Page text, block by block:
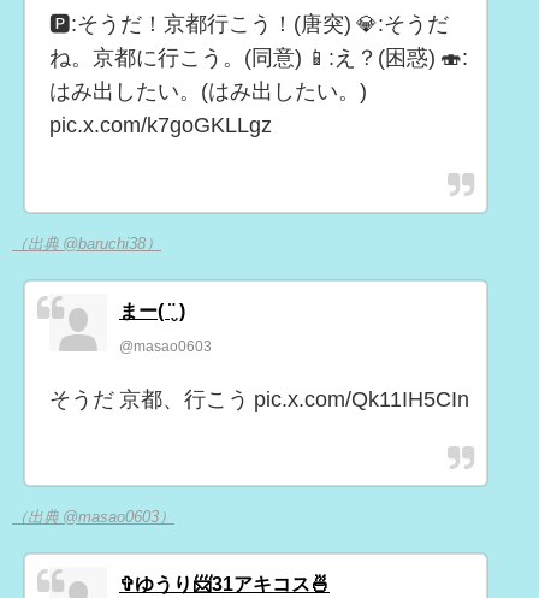
🅿︎:そうだ！京都行こう！(唐突) 💎:そうだ
ね。京都に行こう。(同意) 📱:え？(困惑) 🍣:
はみ出したい。(はみ出したい。)
pic.x.com/k7goGKLLgz
（出典 @baruchi38）
まー( ¨̮ )
@masao0603
そうだ 京都、行こう pic.x.com/Qk11IH5CIn
（出典 @masao0603）
✞ゆうり📨31アキコス🍜